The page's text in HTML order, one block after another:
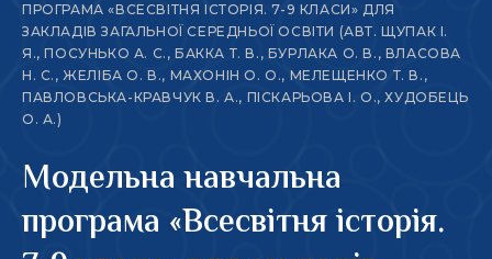
ПРОГРАМА «ВСЕСВІТНЯ ІСТОРІЯ. 7-9 КЛАСИ» ДЛЯ
ЗАКЛАДІВ ЗАГАЛЬНОЇ СЕРЕДНЬОЇ ОСВІТИ (АВТ. ЩУПАК І.
Я., ПОСУНЬКО А. С., БАККА Т. В., БУРЛАКА О. В., ВЛАСОВА
Н. С., ЖЕЛІБА О. В., МАХОНІН О. О., МЕЛЕЩЕНКО Т. В.,
ПАВЛОВСЬКА-КРАВЧУК В. А., ПІСКАРЬОВА І. О., ХУДОБЕЦЬ
О. А.)
Модельна навчальна
програма «Всесвітня історія.